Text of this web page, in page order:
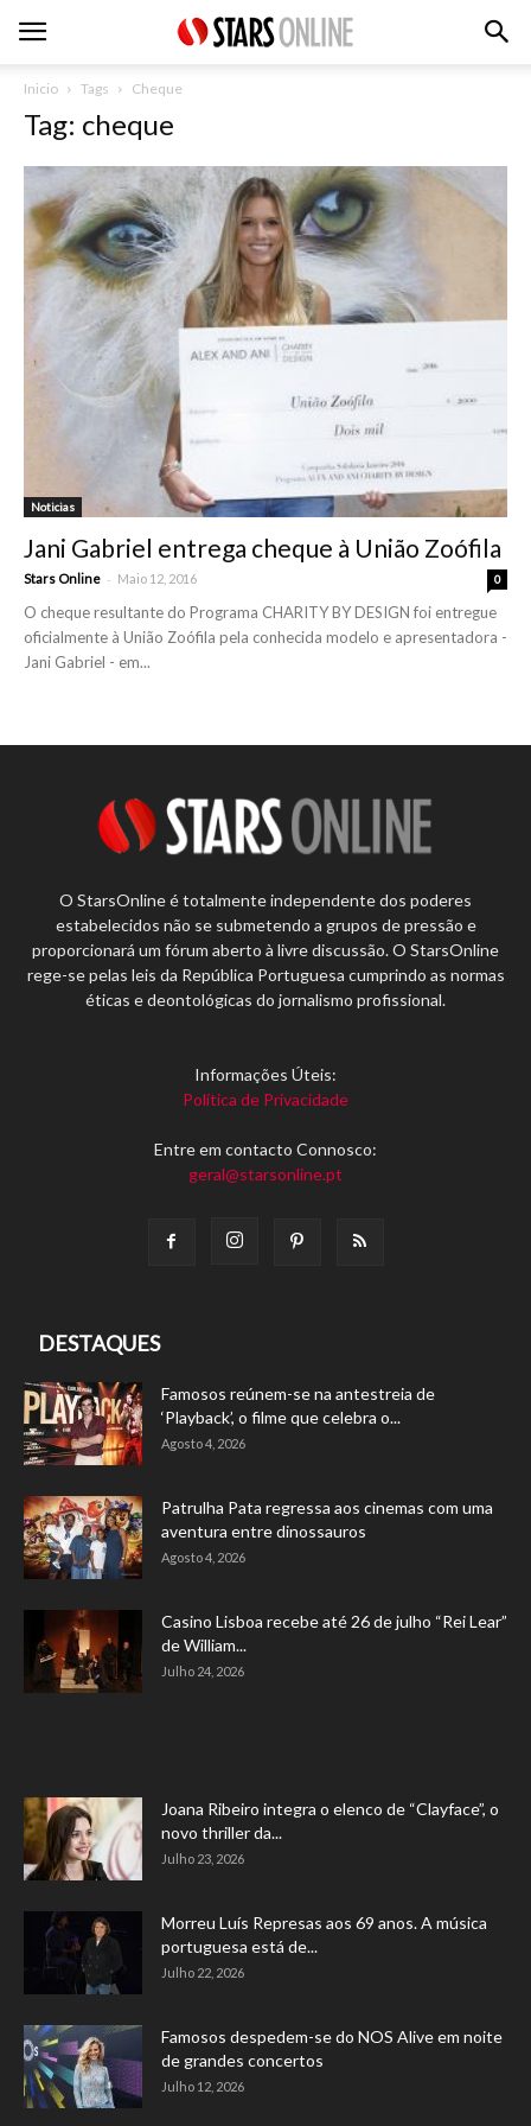
Inicio Tags Cheque
Tag: cheque
Noticias
Jani Gabriel entrega cheque à União Zoófila
Stars Online - Maio 12, 2016 0
O cheque resultante do Programa CHARITY BY DESIGN foi entregue
oficialmente à União Zoófila pela conhecida modelo e apresentadora -
Jani Gabriel - em...
O StarsOnline é totalmente independente dos poderes
estabelecidos não se submetendo a grupos de pressão e
proporcionará um fórum aberto à livre discussão. O StarsOnline
rege-se pelas leis da República Portuguesa cumprindo as normas
éticas e deontológicas do jornalismo profissional.
Informações Úteis:
Política de Privacidade
Entre em contacto Connosco:
geral@starsonline.pt
DESTAQUES
Famosos reúnem-se na antestreia de
‘Playback’, o filme que celebra o...
Agosto 4, 2026
Patrulha Pata regressa aos cinemas com uma
aventura entre dinossauros
Agosto 4, 2026
Casino Lisboa recebe até 26 de julho “Rei Lear”
de William...
Julho 24, 2026
Joana Ribeiro integra o elenco de “Clayface”, o
novo thriller da...
Julho 23, 2026
Morreu Luís Represas aos 69 anos. A música
portuguesa está de...
Julho 22, 2026
Famosos despedem-se do NOS Alive em noite
de grandes concertos
Julho 12, 2026